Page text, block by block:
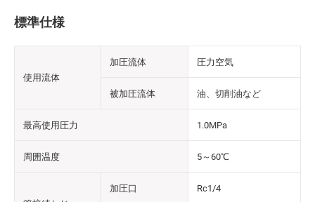
標準仕様
使用流体
加圧流体 圧力空気
被加圧流体 油、切削油など
最高使用圧力 1.0MPa
周囲温度 5～60℃
加圧口 Rc1/4